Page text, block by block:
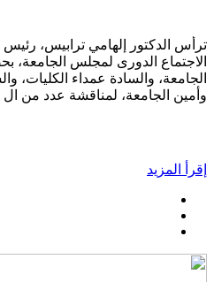
ترأس الدكتور إلهامي ترابيس، رئيس
الاجتماع الدورى لمجلس الجامعة،
الجامعة، والسادة عمداء الكليات،
وأمين الجامعة، لمناقشة عدد من ال
إقرأ المزيد